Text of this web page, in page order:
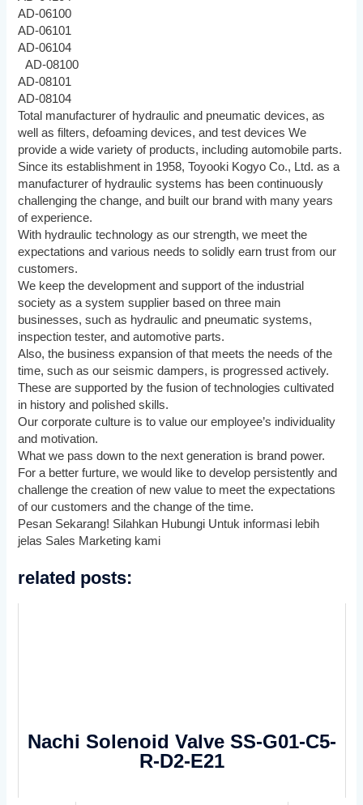
AD-06100
AD-06101
AD-06104
AD-08100
AD-08101
AD-08104
Total manufacturer of hydraulic and pneumatic devices, as
well as filters, defoaming devices, and test devices We
provide a wide variety of products, including automobile parts.
Since its establishment in 1958, Toyooki Kogyo Co., Ltd. as a
manufacturer of hydraulic systems has been continuously
challenging the change, and built our brand with many years
of experience.
With hydraulic technology as our strength, we meet the
expectations and various needs to solidly earn trust from our
customers.
We keep the development and support of the industrial
society as a system supplier based on three main
businesses, such as hydraulic and pneumatic systems,
inspection tester, and automotive parts.
Also, the business expansion of that meets the needs of the
time, such as our seismic dampers, is progressed actively.
These are supported by the fusion of technologies cultivated
in history and polished skills.
Our corporate culture is to value our employee’s individuality
and motivation.
What we pass down to the next generation is brand power.
For a better furture, we would like to develop persistently and
challenge the creation of new value to meet the expectations
of our customers and the change of the time.
Pesan Sekarang! Silahkan Hubungi Untuk informasi lebih
jelas Sales Marketing kami
related posts:
Nachi Solenoid Valve SS-G01-C5-
R-D2-E21